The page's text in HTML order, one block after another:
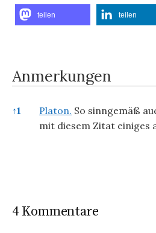
teilen teilen
Anmerkungen
↑1 Platon. So sinngemäß
mit diesem Zitat einiges
4 Kommentare